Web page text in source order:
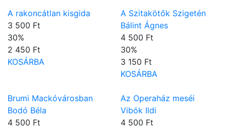
A rakoncátlan kisgida
3 500 Ft
30%
2 450 Ft
KOSÁRBA
A Szitakötők Szigetén
Bálint Ágnes
4 500 Ft
30%
3 150 Ft
KOSÁRBA
Brumi Mackóvárosban
Bodó Béla
4 500 Ft
Az Operaház meséi
Vibók Ildi
4 500 Ft